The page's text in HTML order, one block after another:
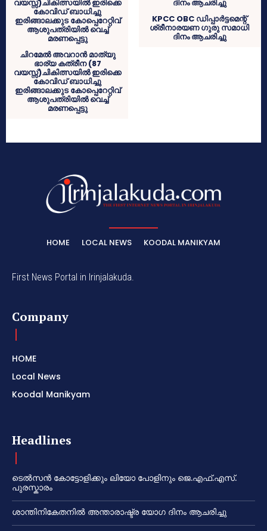
ചിറമേൽ അവറാൻ മാത്യു
ഭാര്യ കത്രീന (87
വയസ്സ്)ചികിത്സയിൽ ഇരിക്കെ
കോവിഡ് ബാധിച്ചു
ഇരിങ്ങാലക്കുട കോപ്പെറേറ്റിവ്
ആശുപത്രിയിൽ വെച്ച്
മരണപ്പെട്ടു
KPCC OBC ഡിപ്പാർട്ടമെന്റ്
ശ്രീനാരയണ ഗുരു സമാധി
ദിനം ആചരിച്ചു
HOME LOCAL NEWS KOODAL MANIKYAM
First News Portal in Irinjalakuda.
Company
HOME
Local News
Koodal Manikyam
Headlines
ടെൽസൻ കോട്ടോളിക്കും ലിയോ പോളിനും ജെ.എഫ്.എസ്.
പുരസ്കാരം
ശാന്തിനികേതനിൽ അന്താരാഷ്ട്ര യോഗ ദിനം ആചരിച്ചു